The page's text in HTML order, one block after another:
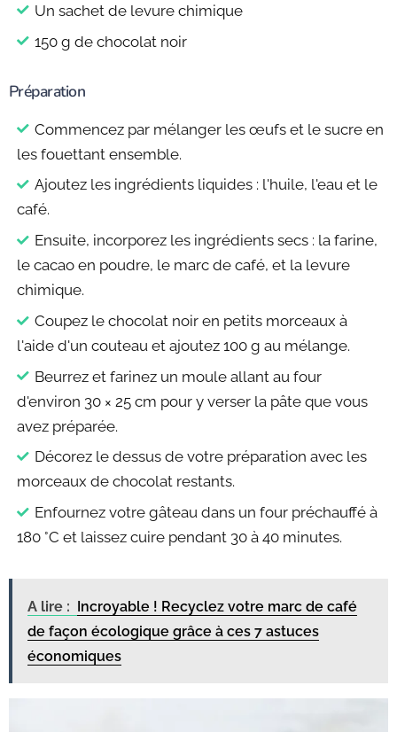
Un sachet de levure chimique
150 g de chocolat noir
Préparation
Commencez par mélanger les œufs et le sucre en
les fouettant ensemble.
Ajoutez les ingrédients liquides : l'huile, l'eau et le
café.
Ensuite, incorporez les ingrédients secs : la farine,
le cacao en poudre, le marc de café, et la levure
chimique.
Coupez le chocolat noir en petits morceaux à
l'aide d'un couteau et ajoutez 100 g au mélange.
Beurrez et farinez un moule allant au four
d'environ 30 × 25 cm pour y verser la pâte que vous
avez préparée.
Décorez le dessus de votre préparation avec les
morceaux de chocolat restants.
Enfournez votre gâteau dans un four préchauffé à
180 °C et laissez cuire pendant 30 à 40 minutes.
A lire : Incroyable ! Recyclez votre marc de café
de façon écologique grâce à ces 7 astuces
économiques